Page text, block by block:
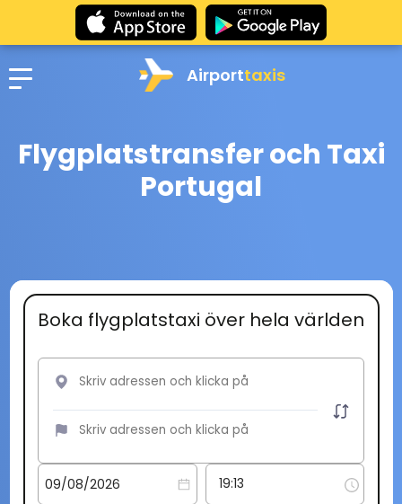
Airporttaxis
Flygplatstransfer och Taxi
Portugal
Boka flygplatstaxi över hela världen